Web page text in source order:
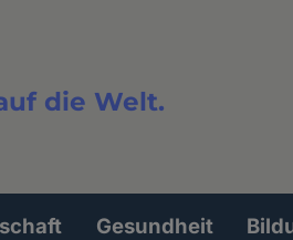
die Welt.
Gesundheit